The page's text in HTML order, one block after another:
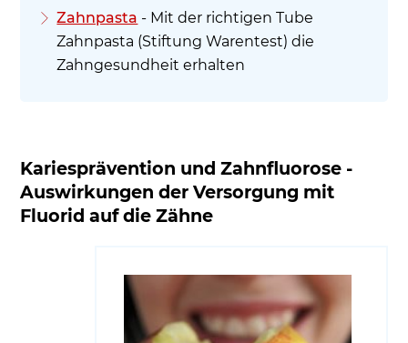
Zahnpasta - Mit der richtigen Tube
Zahnpasta (Stiftung Warentest) die
Zahngesundheit erhalten
Kariesprävention und Zahnfluorose -
Auswirkungen der Versorgung mit
Fluorid auf die Zähne